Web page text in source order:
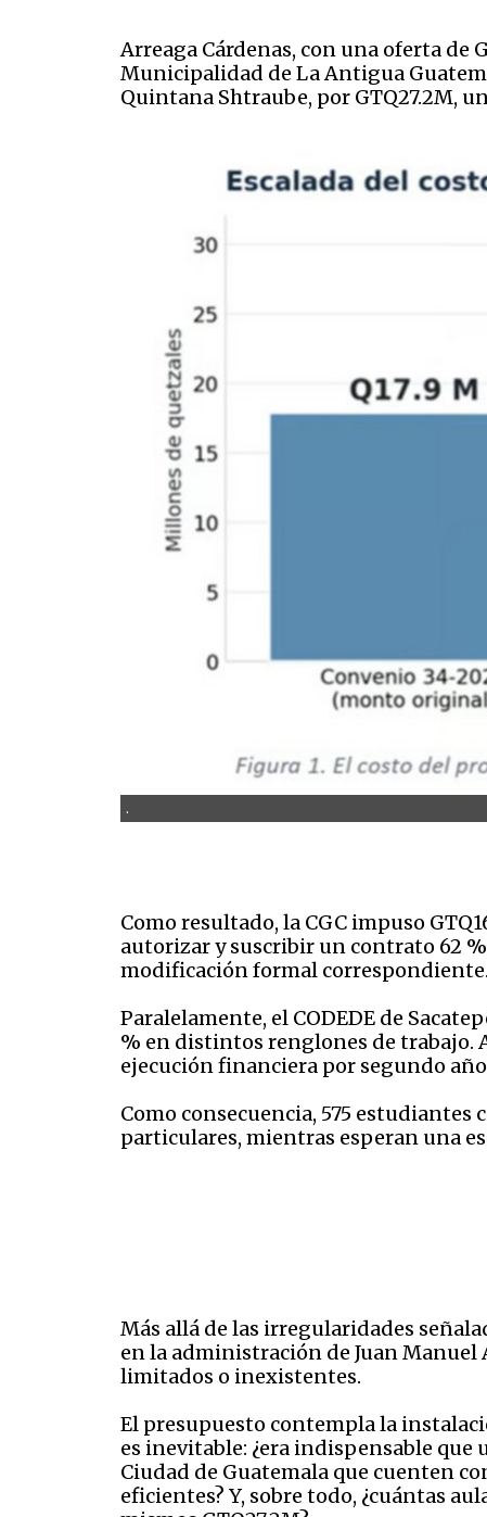
Arreaga Cárdenas, con una oferta de
Municipalidad de La Antigua
Quintana Shtraube, por GTQ27.2M,
.
Como resultado, la CGC impuso
autorizar y suscribir un contrato 62
modificación formal correspondiente.
Paralelamente, el CODEDE de
% en distintos renglones de trabajo.
ejecución financiera por segundo
Como consecuencia, 575
particulares, mientras esperan una
Más allá de las irregularidades
en la administración de Juan Manuel
limitados o inexistentes.
El presupuesto contempla la
es inevitable: ¿era indispensable que
Ciudad de Guatemala que cuenten
eficientes? Y, sobre todo, ¿cuántas